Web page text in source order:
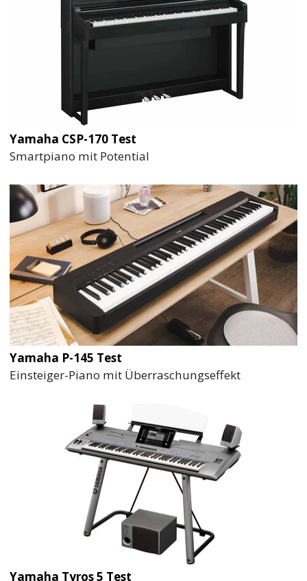
Yamaha CSP-170 Test
Smartpiano mit Potential
Yamaha P-145 Test
Einsteiger-Piano mit Überraschungseffekt
Yamaha Tyros 5 Test